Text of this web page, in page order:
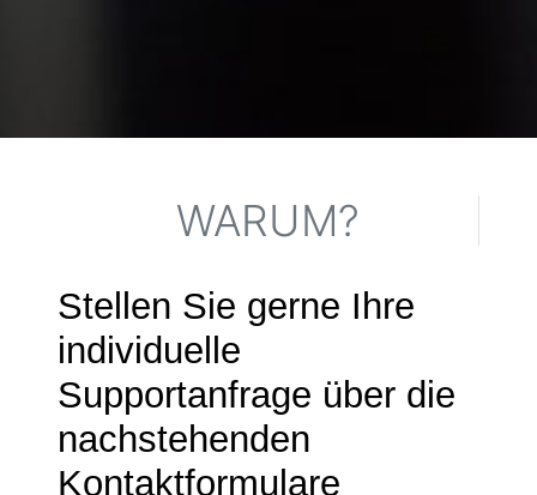
WARUM?
Stellen Sie gerne Ihre
individuelle
Supportanfrage über die
nachstehenden
Kontaktformulare